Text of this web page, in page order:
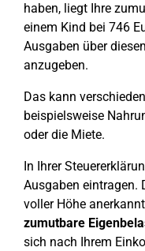
haben, liegt Ihre
einem Kind bei 746
Ausgaben über
anzugeben.
Das kann
beispielsweise
oder die Miete.
In Ihrer
Ausgaben eintragen.
voller Höhe
zumutbare
sich nach Ihrem